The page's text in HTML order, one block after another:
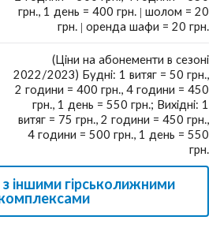
грн., 1 день = 400 грн. | шолом = 20
грн. | оренда шафи = 20 грн.
(Ціни на абонементи в сезоні
2022/2023) Будні: 1 витяг = 50 грн.,
2 години = 400 грн., 4 години = 450
грн., 1 день = 550 грн.; Вихідні: 1
витяг = 75 грн., 2 години = 450 грн.,
4 години = 500 грн., 1 день = 550
грн.
з іншими гірськолижними